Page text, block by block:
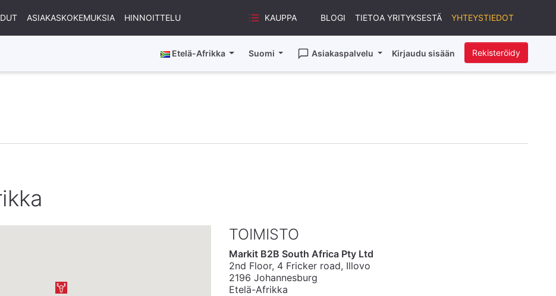
ASIAKASKOKEMUKSIA HINNOITTELU KAUPPA BLOGI TIETOA YRITYKSESTÄ YHTEYSTIEDOT
Etelä-Afrikka Suomi Asiakaspalvelu Kirjaudu sisään Rekisteröidy
TOIMISTO
Markit B2B South Africa Pty Ltd
2nd Floor, 4 Fricker road, Illovo
2196 Johannesburg
Etelä-Afrikka